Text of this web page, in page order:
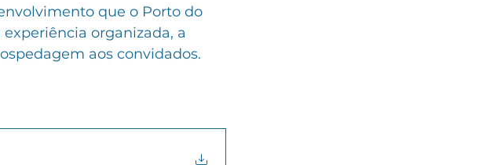
que o Porto do
organizada, a
aos convidados.